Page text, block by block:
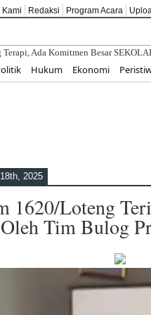
Kami Redaksi Program Acara
Ada Komitmen Besar
SDM dan UMKM untuk
Hukum Ekonomi
2025
1620/Loteng
Oleh Tim Bulog